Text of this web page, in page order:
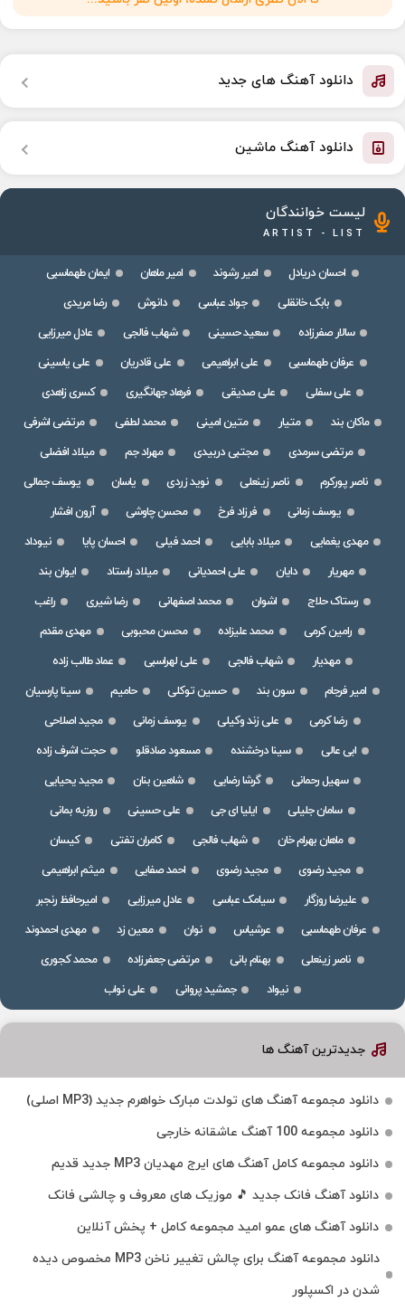
دانلود آهنگ های جدید
دانلود آهنگ ماشین
لیست خوانندگان
ARTIST - LIST
احسان دریادل امیر رشوند امیر ماهان
ایمان طهماسبی
بابک خانقلی
جواد عباسی دانوش
رضا مریدی
سالار صفرزاده
سعید حسینی شهاب فالجی
عادل میرزایی
عرفان طهماسبی
علی ابراهیمی علی قادریان
علی یاسینی
علی سفلی
علی صدیقی فرهاد جهانگیری
کسری زاهدی
ماکان بند
متیار متین امینی محمد لطفی
مرتضی اشرفی
مرتضی سرمدی
مجتبی دربیدی مهراد جم
میلاد افضلی
ناصر پورکرم
ناصر زینعلی نوید زردی یاسان
یوسف جمالی
یوسف زمانی
فرزاد فرخ محسن چاوشی
آرون افشار
مهدی یغمایی
میلاد بابایی احمد فیلی احسان پایا
نیوداد
مهریار
دایان علی احمدیانی میلاد راستاد
ایوان بند
رستاک حلاج
اشوان محمد اصفهانی رضا شیری
راغب
رامین کرمی
محمد علیزاده محسن محبوبی
مهدی مقدم
مهدیار
شهاب فالجی علی لهراسبی
عماد طالب زاده
امیر فرجام
سون بند حسین توکلی حامیم
سینا پارسیان
رضا کرمی
علی زند وکیلی یوسف زمانی
مجید اصلاحی
ابی عالی
سینا درخشنده مسعود صادقلو
حجت اشرف زاده
سهیل رحمانی
گرشا رضایی شاهین بنان
مجید یحیایی
سامان جلیلی
ایلیا ای جی علی حسینی
روزبه بمانی
ماهان بهرام خان
شهاب فالجی کامران تفتی
کیسان
مجید رضوی
مجید رضوی احمد صفایی
میثم ابراهیمی
علیرضا روزگار
سیامک عباسی عادل میرزایی
امیرحافظ رنجبر
عرفان طهماسبی
عرشیاس نوان معین زد
مهدی احمدوند
ناصر زینعلی
بهنام بانی مرتضی جعفرزاده
محمد کجوری
نیواد
جمشید پروانی علی نواب
جدیدترین آهنگ ها
دانلود مجموعه آهنگ های تولدت مبارک خواهرم جدید (MP3 اصلی)
دانلود مجموعه 100 آهنگ عاشقانه خارجی
دانلود مجموعه کامل آهنگ های ایرج مهدیان MP3 جدید قدیم
دانلود آهنگ فانک جدید 🎵 موزیک‌ های معروف و چالشی فانک
دانلود آهنگ های عمو امید مجموعه کامل + پخش آنلاین
دانلود مجموعه آهنگ برای چالش تغییر ناخن MP3 مخصوص دیده
شدن در اکسپلور